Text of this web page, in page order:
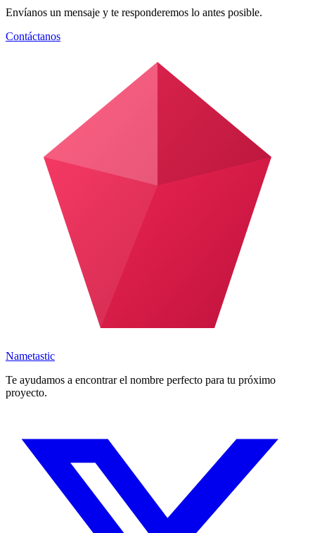
Envíanos un mensaje y te responderemos lo antes posible.
Contáctanos
Nametastic
Te ayudamos a encontrar el nombre perfecto para tu próximo
proyecto.